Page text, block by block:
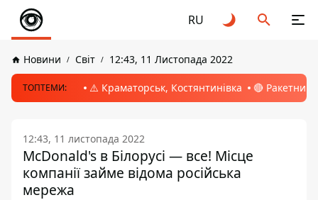
RU
Новини Світ 12:43, 11 Листопада 2022
ТОПТЕМИ: ⚠️ Краматорськ, Костянтинівка 🔴 Ракетний
12:43, 11 листопада 2022
McDonald's в Білорусі — все! Місце
компанії займе відома російська
мережа